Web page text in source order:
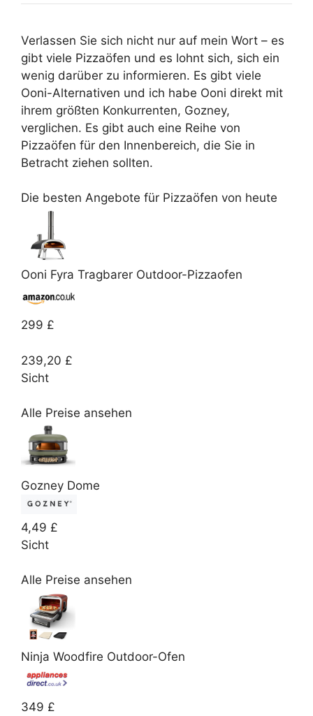
Verlassen Sie sich nicht nur auf mein Wort – es
gibt viele Pizzaöfen und es lohnt sich, sich ein
wenig darüber zu informieren. Es gibt viele
Ooni-Alternativen und ich habe Ooni direkt mit
ihrem größten Konkurrenten, Gozney,
verglichen. Es gibt auch eine Reihe von
Pizzaöfen für den Innenbereich, die Sie in
Betracht ziehen sollten.
Die besten Angebote für Pizzaöfen von heute
Ooni Fyra Tragbarer Outdoor-Pizzaofen
299 £
239,20 £
Sicht
Alle Preise ansehen
Gozney Dome
4,49 £
Sicht
Alle Preise ansehen
Ninja Woodfire Outdoor-Ofen
349 £